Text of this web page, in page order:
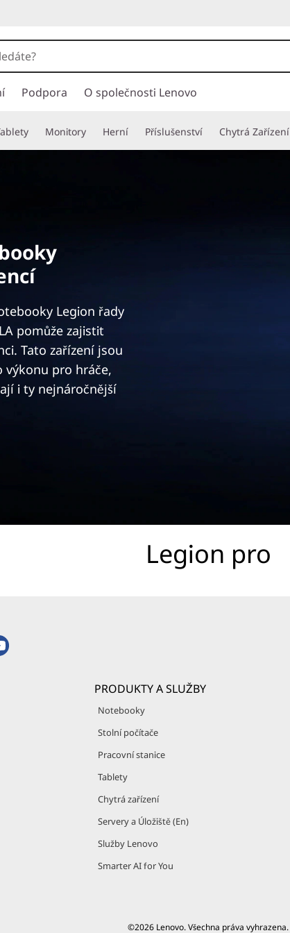
Podpora O společnosti Lenovo
Monitory Herní Příslušenství Chytrá Zařízení
Legion řady
pomůže zajistit
Tato zařízení jsou
pro hráče,
i ty nejnáročnější
Legion pro
PRODUKTY A SLUŽBY
Notebooky
Stolní počítače
Pracovní stanice
Tablety
Chytrá zařízení
Servery a Úložiště (En)
Služby Lenovo
Smarter AI for You
©2026 Lenovo. Všechna práva vyhrazena.